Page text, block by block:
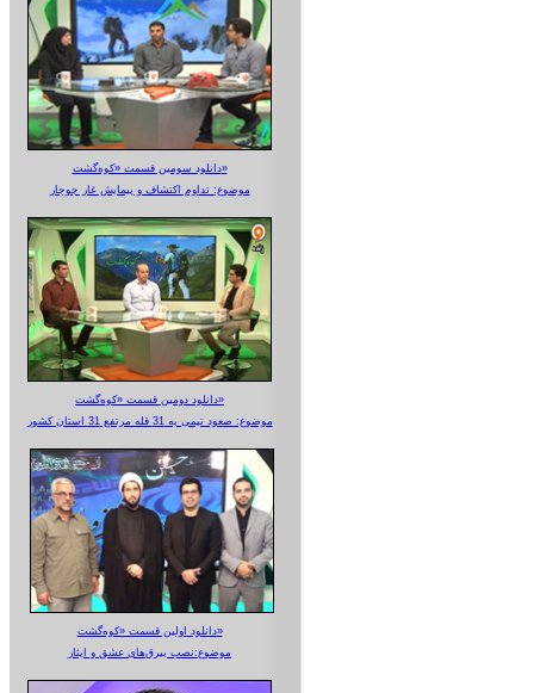
دانلود سومین قسمت «کوه‌گشت»
موضوع: تداوم اکتشاف و پیمایش غار جوجار
دانلود دومین قسمت «کوه‌گشت»
موضوع: صعود تیمی به 31 قله مرتفع 31 استان کشور
دانلود اولین قسمت «کوه‌گشت»
موضوع:نصب بیرق‌های عشق و ایثار